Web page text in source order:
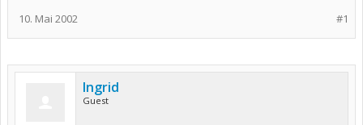
#1
10. Mai 2002
Ingrid
Guest